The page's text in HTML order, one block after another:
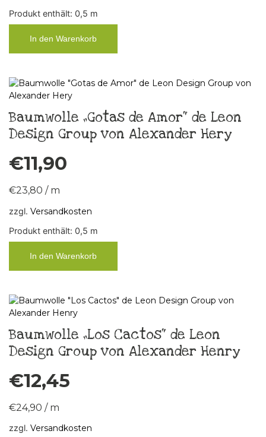
Produkt enthält: 0,5 m
In den Warenkorb
Baumwolle „Gotas de Amor“ de Leon
Design Group von Alexander Hery
€11,90
€23,80 / m
zzgl. Versandkosten
Produkt enthält: 0,5 m
In den Warenkorb
Baumwolle „Los Cactos“ de Leon
Design Group von Alexander Henry
€12,45
€24,90 / m
zzgl. Versandkosten